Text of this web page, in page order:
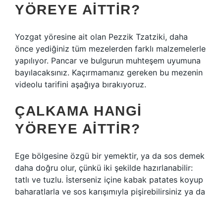
YÖREYE AITTIR?
Yozgat yöresine ait olan Pezzik Tzatziki, daha
önce yediğiniz tüm mezelerden farklı malzemelerle
yapılıyor. Pancar ve bulgurun muhteşem uyumuna
bayılacaksınız. Kaçırmamanız gereken bu mezenin
videolu tarifini aşağıya bırakıyoruz.
ÇALKAMA HANGI
YÖREYE AITTIR?
Ege bölgesine özgü bir yemektir, ya da sos demek
daha doğru olur, çünkü iki şekilde hazırlanabilir:
tatlı ve tuzlu. İsterseniz içine kabak patates koyup
baharatlarla ve sos karışımıyla pişirebilirsiniz ya da